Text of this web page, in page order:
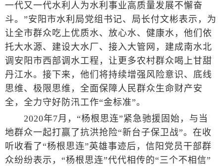
一代又一代水利人为水利事业高质量发展不懈奋
斗。”安阳市水利局党组书记、局长付文彬表示，为
让全市群众吃上优质水、放心水、健康水，他们依
托大水源、建设大水厂、接入大管网，建成南水北
调安阳市西部调水工程，让更多农村群众喝上甘甜
丹江水。接下来，他们将持续增强风险意识、底线
思维、极限思维，全面保障人民群众生命财产安
全，全力守好防汛工作“金标准”。
2020年7月，“杨根思连”紧急驰援固始，与当
地群众一起打赢了抗洪抢险“新台子保卫战”。在收
听收看了“杨根思连”英雄事迹后，信阳党员干部群
众纷纷表示，“杨根思连”代代相传的“三个不相信”